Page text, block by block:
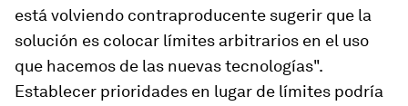
está volviendo contraproducente sugerir que la
solución es colocar límites arbitrarios en el uso
que hacemos de las nuevas tecnologías".
Establecer prioridades en lugar de límites podría